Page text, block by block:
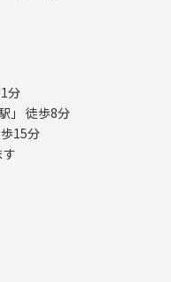
分
」 徒歩8分
15分